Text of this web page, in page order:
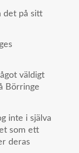
det på sitt
väldigt
Börringe
inte i själva
som ett
deras